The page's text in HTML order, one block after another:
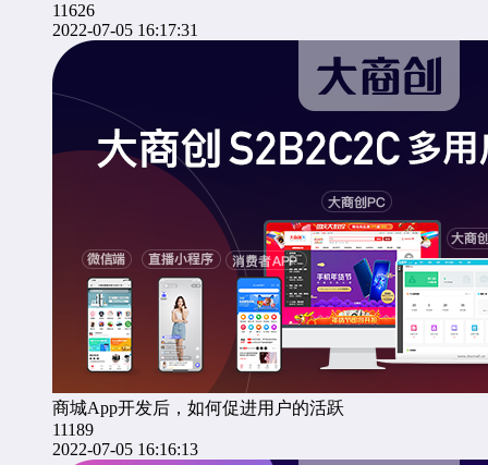
11626
2022-07-05 16:17:31
商城App开发后，如何促进用户的活跃
11189
2022-07-05 16:16:13